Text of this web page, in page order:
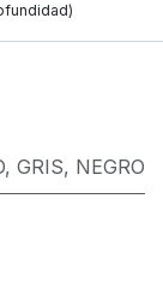
, GRIS, NEGRO